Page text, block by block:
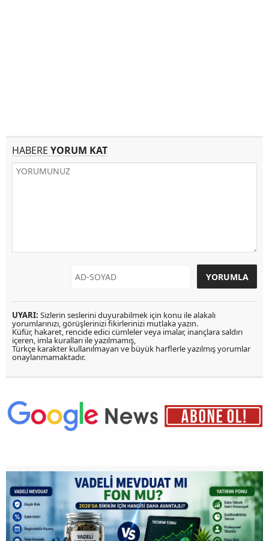
HABERE YORUM KAT
UYARI: Sizlerin seslerini duyurabilmek için konu ile alakalı
yorumlarınızı, görüşlerinizi fikirlerinizi mutlaka yazın.
Küfür, hakaret, rencide edici cümleler veya imalar, inançlara saldırı
içeren, imla kuralları ile yazılmamış,
Türkçe karakter kullanılmayan ve büyük harflerle yazılmış yorumlar
onaylanmamaktadır.